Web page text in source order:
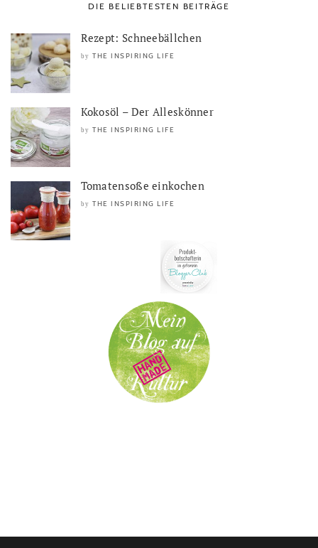
DIE BELIEBTESTEN BEITRÄGE
Rezept: Schneebällchen
by THE INSPIRING LIFE
Kokosöl – Der Alleskönner
by THE INSPIRING LIFE
Tomatensoße einkochen
by THE INSPIRING LIFE